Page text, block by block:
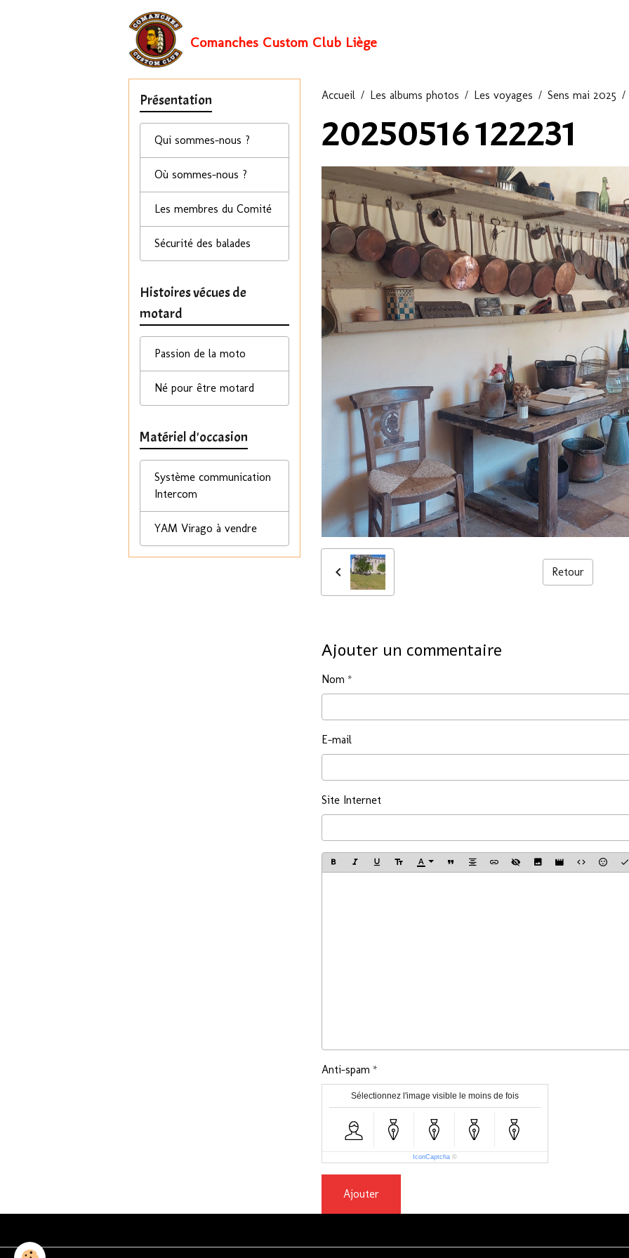
Comanches Custom Club Liège
Accueil Les albums photos Les voyages Sens mai 2025
20250516 122231
Retour
Ajouter un commentaire
Nom
E-mail
Site Internet
Anti-spam
Sélectionnez l'image visible le moins de fois
IconCaptcha©
Ajouter
Présentation
Qui sommes-nous ?
Où sommes-nous ?
Les membres du Comité
Sécurité des balades
Histoires vécues de
motard
Passion de la moto
Né pour être motard
Matériel d'occasion
Système communication
Intercom
YAM Virago à vendre